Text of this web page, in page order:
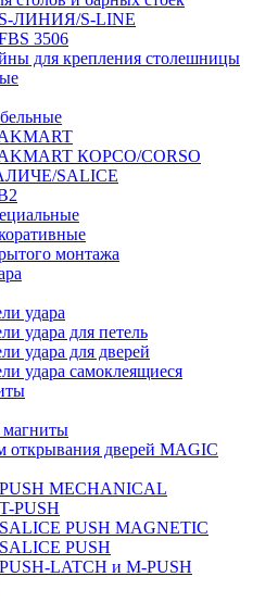
S-ЛИНИЯ/S-LINE
3506
для крепления столешницы
КОРСО/CORSO
SALICE
монтажа
удара
удара для петель
удара для дверей
удара самоклеящиеся
открывания дверей MAGIC
MECHANICAL
PUSH
PUSH MAGNETIC
PUSH
LATCH и M-PUSH